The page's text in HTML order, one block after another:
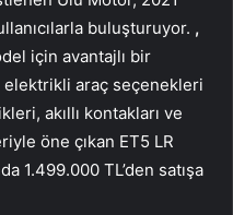
buluşturuyor. ,
için avantajlı bir
elektrikli araç seçenekleri
akıllı kontakları ve
öne çıkan ET5 LR
1.499.000 TL’den satışa